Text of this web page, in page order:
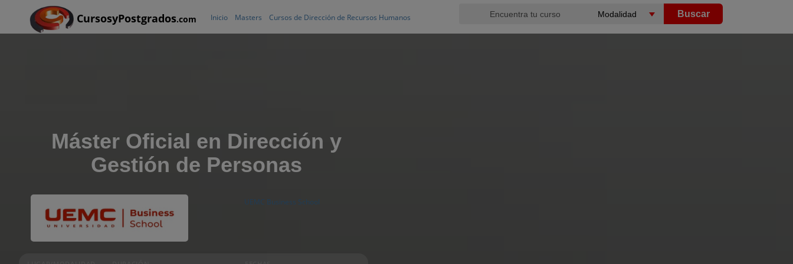
CursosyPostgrados.com Buscar
Inicio Masters Cursos de Dirección de Recursos Humanos
Máster Oficial en Dirección y
Gestión de Personas
UEMC Business School